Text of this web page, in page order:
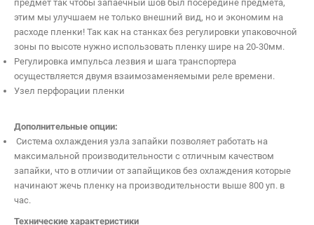
предмет так чтобы запаечный шов был посередине предмета,
этим мы улучшаем не только внешний вид, но и экономим на
расходе пленки! Так как на станках без регулировки упаковочной
зоны по высоте нужно использовать пленку шире на 20-30мм.
Регулировка импульса лезвия и шага транспортера
осуществляется двумя взаимозаменяемыми реле времени.
Узел перфорации пленки
Дополнительные опции:
Система охлаждения узла запайки позволяет работать на
максимальной производительности с отличным качеством
запайки, что в отличии от запайщиков без охлаждения которые
начинают жечь пленку на производительности выше 800 уп. в
час.
Технические характеристики